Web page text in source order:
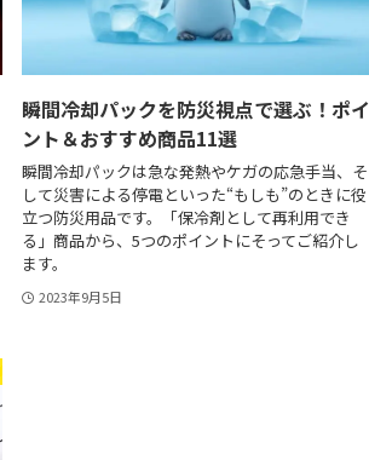
瞬間冷却パックを防災視点で選ぶ！ポイ
ント＆おすすめ商品11選
瞬間冷却パックは急な発熱やケガの応急手当、そ
して災害による停電といった“もしも”のときに役
立つ防災用品です。「保冷剤として再利用でき
る」商品から、5つのポイントにそってご紹介し
ます。
2023年9月5日